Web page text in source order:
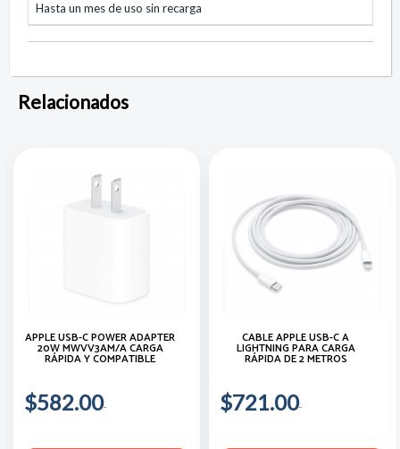
Hasta un mes de uso sin recarga
Relacionados
APPLE USB-C POWER ADAPTER
20W MWVV3AM/A CARGA
RÁPIDA Y COMPATIBLE
$582.00
CABLE APPLE USB-C A
LIGHTNING PARA CARGA
RÁPIDA DE 2 METROS
$721.00